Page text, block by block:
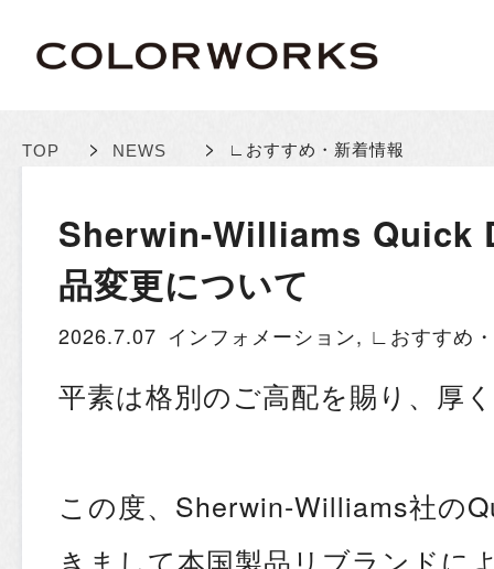
TOP > NEWS > ∟おすすめ・新着情報
Sherwin-Williams Quick
品変更について
2026.7.07 インフォメーション, ∟おすすめ
平素は格別のご高配を賜り、厚
この度、Sherwin-Williams社の
きまして本国製品リブランドに